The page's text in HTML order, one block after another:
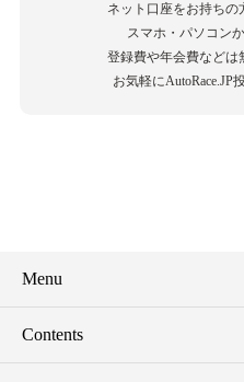
ネット口座をお持ちの
スマホ・パソコン
登録費や年会費などは
お気軽にAutoRace.JP
Menu
Contents